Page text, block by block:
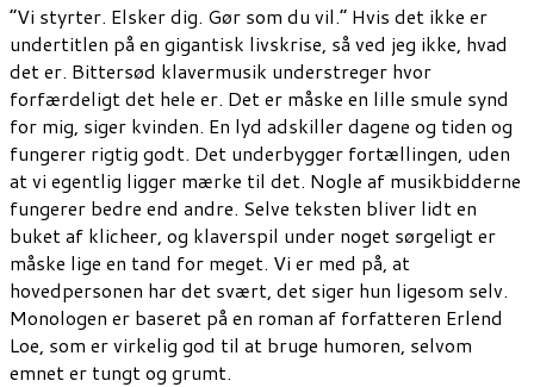
”Vi styrter. Elsker dig. Gør som du vil.” Hvis det ikke er
undertitlen på en gigantisk livskrise, så ved jeg ikke, hvad
det er. Bittersød klavermusik understreger hvor
forfærdeligt det hele er. Det er måske en lille smule synd
for mig, siger kvinden. En lyd adskiller dagene og tiden og
fungerer rigtig godt. Det underbygger fortællingen, uden
at vi egentlig ligger mærke til det. Nogle af musikbidderne
fungerer bedre end andre. Selve teksten bliver lidt en
buket af klicheer, og klaverspil under noget sørgeligt er
måske lige en tand for meget. Vi er med på, at
hovedpersonen har det svært, det siger hun ligesom selv.
Monologen er baseret på en roman af forfatteren Erlend
Loe, som er virkelig god til at bruge humoren, selvom
emnet er tungt og grumt.